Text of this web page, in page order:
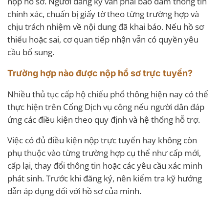
chính xác, chuẩn bị giấy tờ theo từng trường hợp và
chịu trách nhiệm về nội dung đã khai báo. Nếu hồ sơ
thiếu hoặc sai, cơ quan tiếp nhận vẫn có quyền yêu
cầu bổ sung.
Trường hợp nào được nộp hồ sơ trực tuyến?
Nhiều thủ tục cấp hộ chiếu phổ thông hiện nay có thể
thực hiện trên Cổng Dịch vụ công nếu người dân đáp
ứng các điều kiện theo quy định và hệ thống hỗ trợ.
Việc có đủ điều kiện nộp trực tuyến hay không còn
phụ thuộc vào từng trường hợp cụ thể như cấp mới,
cấp lại, thay đổi thông tin hoặc các yêu cầu xác minh
phát sinh. Trước khi đăng ký, nên kiểm tra kỹ hướng
dẫn áp dụng đối với hồ sơ của mình.